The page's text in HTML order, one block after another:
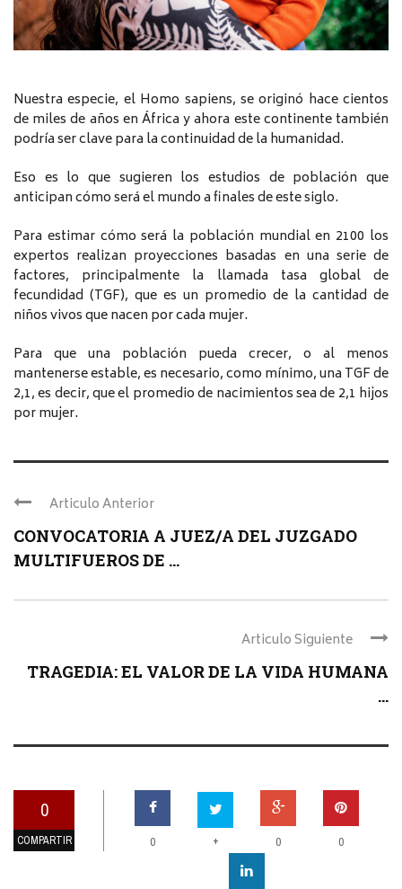
Nuestra especie, el Homo sapiens, se originó hace cientos
de miles de años en África y ahora este continente también
podría ser clave para la continuidad de la humanidad.
Eso es lo que sugieren los estudios de población que
anticipan cómo será el mundo a finales de este siglo.
Para estimar cómo será la población mundial en 2100 los
expertos realizan proyecciones basadas en una serie de
factores, principalmente la llamada tasa global de
fecundidad (TGF), que es un promedio de la cantidad de
niños vivos que nacen por cada mujer.
Para que una población pueda crecer, o al menos
mantenerse estable, es necesario, como mínimo, una TGF de
2,1, es decir, que el promedio de nacimientos sea de 2,1 hijos
por mujer.
Articulo Anterior
CONVOCATORIA A JUEZ/A DEL JUZGADO
MULTIFUEROS DE ...
Articulo Siguiente
TRAGEDIA: EL VALOR DE LA VIDA HUMANA
...
0
COMPARTIR 0 + 0 0